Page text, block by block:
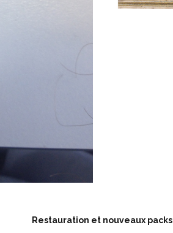
Restauration et nouveaux packs